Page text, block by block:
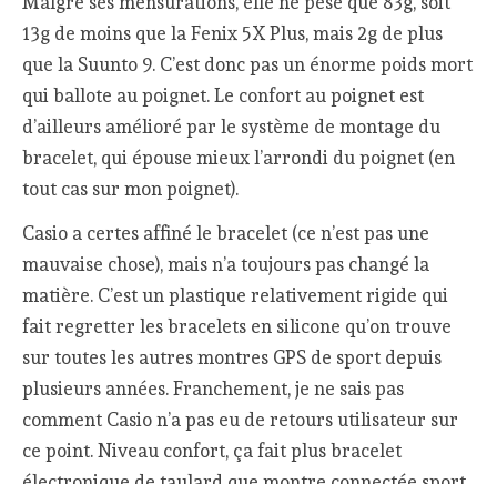
13g de moins que la Fenix 5X Plus, mais 2g de plus
que la Suunto 9. C’est donc pas un énorme poids mort
qui ballote au poignet. Le confort au poignet est
d’ailleurs amélioré par le système de montage du
bracelet, qui épouse mieux l’arrondi du poignet (en
tout cas sur mon poignet).
Casio a certes affiné le bracelet (ce n’est pas une
mauvaise chose), mais n’a toujours pas changé la
matière. C’est un plastique relativement rigide qui
fait regretter les bracelets en silicone qu’on trouve
sur toutes les autres montres GPS de sport depuis
plusieurs années. Franchement, je ne sais pas
comment Casio n’a pas eu de retours utilisateur sur
ce point. Niveau confort, ça fait plus bracelet